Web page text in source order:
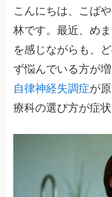
こんにちは、こば
林です。最近、め
を感じながらも、
ず悩んでいる方が
自律神経失調症が
療科の選び方が症